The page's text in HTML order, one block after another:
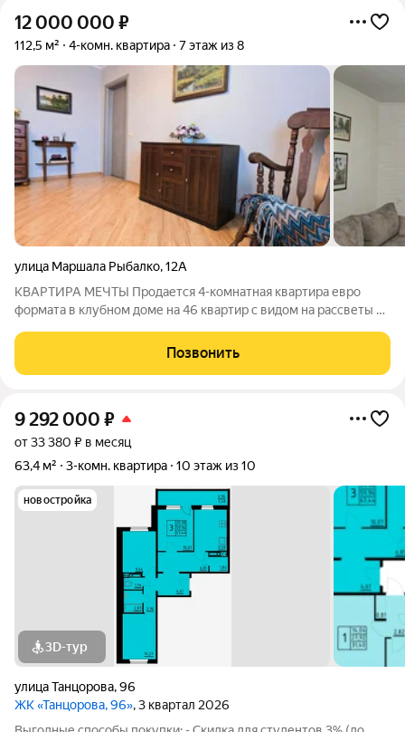
12 000 000 ₽
112,5 м² 4-комн. квартира 7 этаж из 8
улица Маршала Рыбалко,12А
КВАРТИРА МЕЧТЫ Продается 4-комнатная квартира евро
формата в клубном доме на 46 квартир с видом на рассветы в
проекта. Надежность и
Позвонить
9 292 000 ₽
от 33 380 ₽ в месяц
63,4 м²
3-комн. квартира 10 этаж из 10
новостройка
3D-тур
улица Танцорова,96
ЖК «Танцорова, 96», 3 квартал 2026